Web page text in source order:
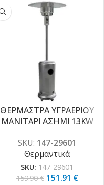
-5%
ΘΕΡΜΑΣΤΡΑ ΥΓΡΑΕΡΙΟΥ
ΜΑΝΙΤΑΡΙ ΑΣΗΜΙ 13KW
SKU: 147-29601
Θερμαντικά
SKU: 147-29601
159.90€ 151.91 €